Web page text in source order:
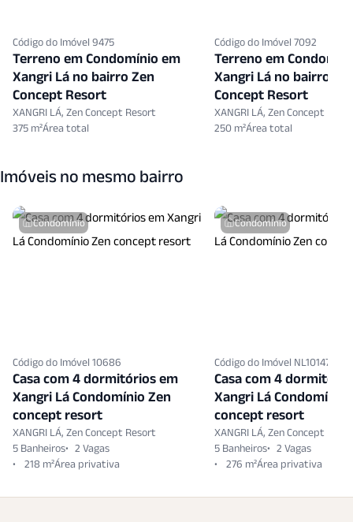
Código do Imóvel 9475
Terreno em Condomínio em
Xangri Lá no bairro Zen
Concept Resort
XANGRI LÁ, Zen Concept Resort
375 m²
Código do Imóvel 7092
Terreno em
Xangri Lá no bairro
Concept Resort
XANGRI LÁ, Zen Concept
250 m²
Imóveis no mesmo bairro
Condomínio
Código do Imóvel 10686
Casa com 4 dormitórios em
Xangri Lá Condomínio Zen
concept resort
XANGRI LÁ, Zen Concept Resort
5 Banheiros
2 Vagas
218 m²
Condomínio
Código do Imóvel NL10147897
Casa com 4
Xangri Lá Condomínio
concept resort
XANGRI LÁ, Zen Concept
5 Banheiros
2 Vagas
276 m²